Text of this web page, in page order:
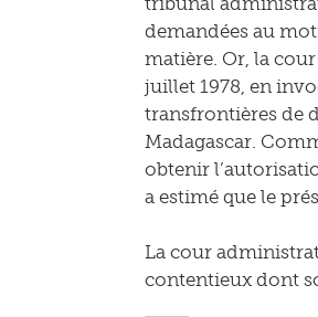
demandées au
matière. Or, la
juillet 1978, en
transfrontières de
Madagascar.
obtenir
a estimé que le
La cour
contentieux dont